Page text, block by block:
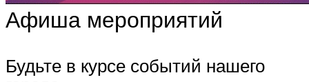
Афиша мероприятий
Будьте в курсе событий нашего